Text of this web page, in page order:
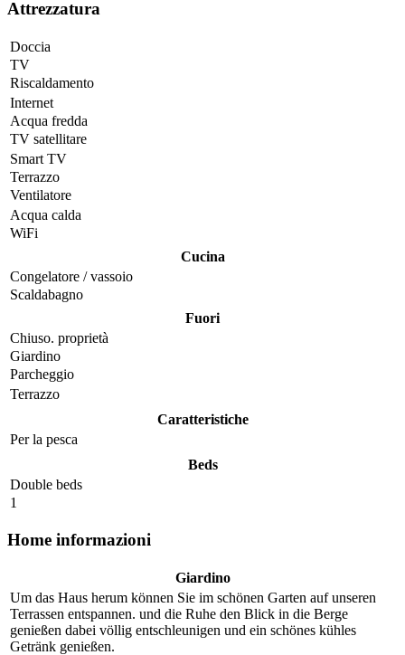
Attrezzatura
Doccia
TV
Riscaldamento
Internet
Acqua fredda
TV satellitare
Smart TV
Terrazzo
Ventilatore
Acqua calda
WiFi
Cucina
Congelatore / vassoio
Scaldabagno
Fuori
Chiuso. proprietà
Giardino
Parcheggio
Terrazzo
Caratteristiche
Per la pesca
Beds
Double beds
1
Home informazioni
Giardino
Um das Haus herum können Sie im schönen Garten auf unseren
Terrassen entspannen. und die Ruhe den Blick in die Berge
genießen dabei völlig entschleunigen und ein schönes kühles
Getränk genießen.